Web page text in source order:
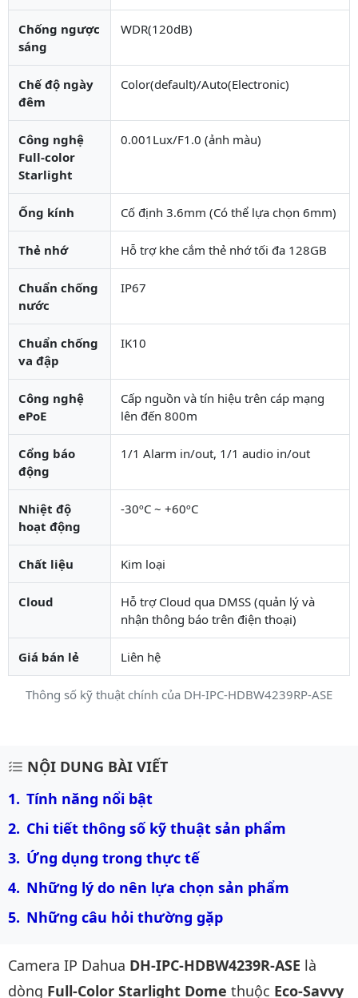
Thông số kỹ thuật chính của DH-IPC-HDBW4239RP-ASE
Chống ngược
sáng
WDR(120dB)
Chế độ ngày
đêm
Color(default)/Auto(Electronic)
Công nghệ
Full-color
Starlight
0.001Lux/F1.0 (ảnh màu)
Ống kính Cố định 3.6mm (Có thể lựa chọn 6mm)
Thẻ nhớ Hỗ trợ khe cắm thẻ nhớ tối đa 128GB
Chuẩn chống
nước
IP67
Chuẩn chống
va đập
IK10
Công nghệ
ePoE
Cấp nguồn và tín hiệu trên cáp mạng
lên đến 800m
Cổng báo
động
1/1 Alarm in/out, 1/1 audio in/out
Nhiệt độ
hoạt động
-30ºC ~ +60ºC
Chất liệu Kim loại
Cloud
Hỗ trợ Cloud qua DMSS (quản lý và
nhận thông báo trên điện thoại)
Giá bán lẻ Liên hệ
Mô tả chi tiết sản phẩm
NỘI DUNG BÀI VIẾT
Tính năng nổi bật
Chi tiết thông số kỹ thuật sản phẩm
Ứng dụng trong thực tế
Những lý do nên lựa chọn sản phẩm
Những câu hỏi thường gặp
Camera IP Dahua DH-IPC-HDBW4239R-ASE là
dòng Full-Color Starlight Dome thuộc Eco-Savvy